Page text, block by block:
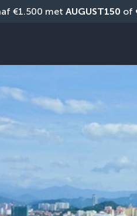
€1.500 met AUGUST150 of